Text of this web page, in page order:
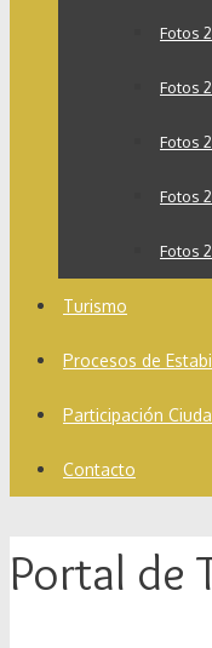
Fotos
Fotos
Fotos
Fotos
Fotos
Turismo
Procesos de
Participación
Contacto
Portal de